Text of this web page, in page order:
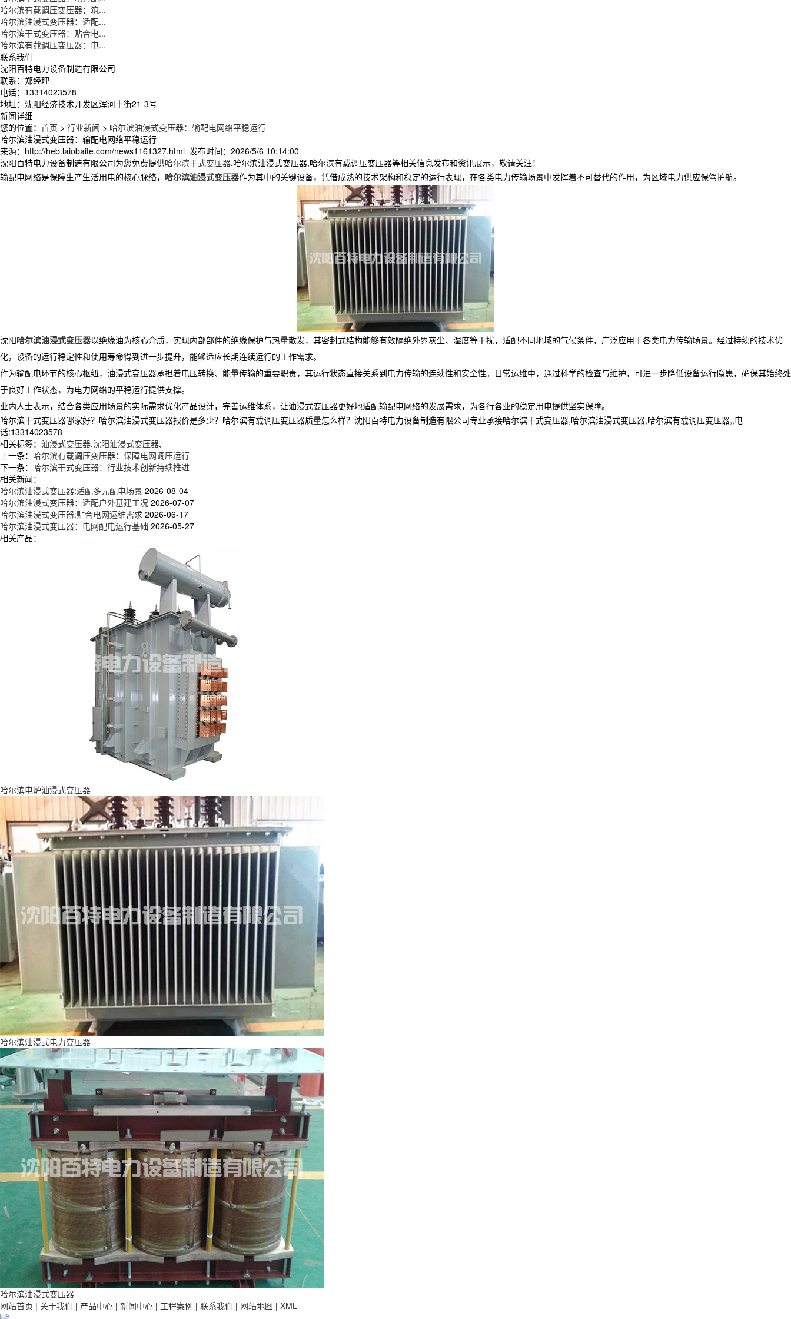
哈尔滨有载调压变压器：筑...
哈尔滨油浸式变压器：适配...
哈尔滨干式变压器：贴合电...
哈尔滨有载调压变压器：电...
联系我们
沈阳百特电力设备制造有限公司
联系：郑经理
电话：13314023578
地址：沈阳经济技术开发区浑河十街21-3号
新闻详细
您的位置： 首页 > 行业新闻 > 哈尔滨油浸式变压器：输配电网络平稳运行
哈尔滨油浸式变压器：输配电网络平稳运行
来源：http://heb.laiobaite.com/news1161327.html 发布时间：2026/5/6 10:14:00
沈阳百特电力设备制造有限公司为您免费提供哈尔滨干式变压器,哈尔滨油浸式变压器,哈尔滨有载调压变压器等相关信息发布和资讯展示，敬请关注！
输配电网络是保障生产生活用电的核心脉络， 哈尔滨油浸式变压器作为其中的关键设备，凭借成熟的技术架构和稳定的运行表现，在各类电力传输场景中发挥着不可替代的作用，为区域电力供应保驾护航。
沈阳哈尔滨油浸式变压器以绝缘油为核心介质，实现内部部件的绝缘保护与热量散发，其密封式结构能够有效隔绝外界灰尘、湿度等干扰，适配不同地域的气候条件，广泛应用于各类电力传输场景。经过持续的技术优
化，设备的运行稳定性和使用寿命得到进一步提升，能够适应长期连续运行的工作需求。
作为输配电环节的核心枢纽，油浸式变压器承担着电压转换、能量传输的重要职责，其运行状态直接关系到电力传输的连续性和安全性。日常运维中，通过科学的检查与维护，可进一步降低设备运行隐患，确保其始终处
于良好工作状态，为电力网络的平稳运行提供支撑。
业内人士表示，结合各类应用场景的实际需求优化产品设计，完善运维体系，让油浸式变压器更好地适配输配电网络的发展需求，为各行各业的稳定用电提供坚实保障。
哈尔滨干式变压器哪家好？哈尔滨油浸式变压器报价是多少？哈尔滨有载调压变压器质量怎么样？沈阳百特电力设备制造有限公司专业承接哈尔滨干式变压器,哈尔滨油浸式变压器,哈尔滨有载调压变压器,,电
话:13314023578
相关标签： 油浸式变压器,沈阳油浸式变压器,
上一条： 哈尔滨有载调压变压器：保障电网调压运行
下一条： 哈尔滨干式变压器：行业技术创新持续推进
相关新闻：
哈尔滨油浸式变压器:适配多元配电场景 2026-08-04
哈尔滨油浸式变压器：适配户外基建工况 2026-07-07
哈尔滨油浸式变压器:贴合电网运维需求 2026-06-17
哈尔滨油浸式变压器：电网配电运行基础 2026-05-27
相关产品：
哈尔滨电炉油浸式变压器
哈尔滨油浸式电力变压器
哈尔滨油浸式变压器
网站首页 | 关于我们 | 产品中心 | 新闻中心 | 工程案例 | 联系我们 | 网站地图 | XML